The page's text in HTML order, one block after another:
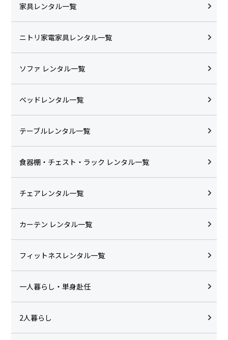
家具レンタル一覧
ニトリ家電家具レンタル一覧
ソファ レンタル一覧
ベッドレンタル一覧
テーブルレンタル一覧
食器棚・チェスト・ラック レンタル一覧
チェアレンタル一覧
カーテン レンタル一覧
フィットネスレンタル一覧
一人暮らし・単身赴任
2人暮らし